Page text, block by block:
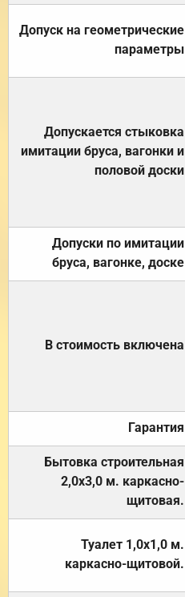
Допуск на геометрические
параметры
Допускается стыковка
имитации бруса, вагонки и
половой доски
Допуски по имитации
бруса, вагонке, доске
В стоимость включена
Гарантия
Бытовка строительная
2,0х3,0 м. каркасно-
щитовая.
Туалет 1,0х1,0 м.
каркасно-щитовой.